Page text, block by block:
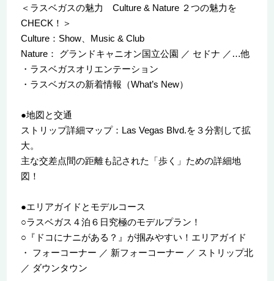
＜ラスベガスの魅力 Culture & Nature ２つの魅力を
CHECK！＞
Culture：Show、Music & Club
Nature： グランドキャニオン国立公園 ／ セドナ ／…他
・ラスベガスオリエンテーション
・ラスベガスの新着情報（What’s New）
●地図と交通
ストリップ詳細マップ：Las Vegas Blvd.を３分割して拡
大。
主な交差点間の距離も記された「歩く」ための詳細地
図！
●エリアガイドとモデルコース
○ラスベガス４泊６日究極のモデルプラン！
○『ドコにナニがある？』が掴みやすい！エリアガイド
・ フォーコーナー ／ 新フォーコーナー ／ ストリップ北
／ ダウンタウン